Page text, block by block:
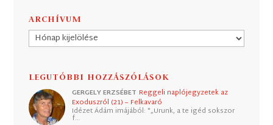
ARCHÍVUM
Archívum
LEGUTÓBBI HOZZÁSZÓLÁSOK
GERGELY ERZSÉBET Reggeli naplójegyzetek az
Exoduszról (21) – Felkavaró
Idézet Ádám imájából: "„Urunk, a te igéd sokszor
f…